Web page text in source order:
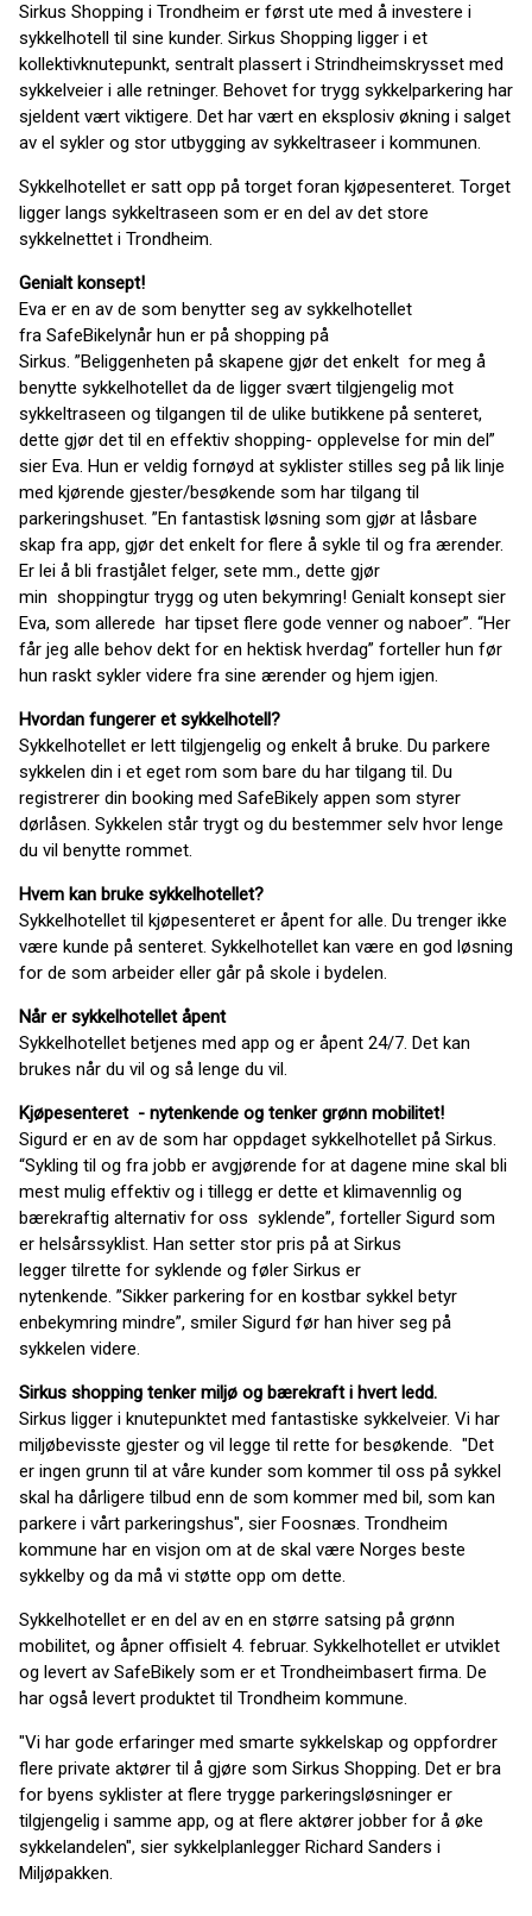
Sirkus Shopping i Trondheim er først ute med å investere i
sykkelhotell til sine kunder. Sirkus Shopping ligger i et
kollektivknutepunkt, sentralt plassert i Strindheimskrysset med
sykkelveier i alle retninger. Behovet for trygg sykkelparkering har
sjeldent vært viktigere. Det har vært en eksplosiv økning i salget
av el sykler og stor utbygging av sykkeltraseer i kommunen.
Sykkelhotellet er satt opp på torget foran kjøpesenteret. Torget
ligger langs sykkeltraseen som er en del av det store
sykkelnettet i Trondheim.
Genialt konsept!
Eva er en av de som benytter seg av sykkelhotellet
fra SafeBikelynår hun er på shopping på
Sirkus. ”Beliggenheten på skapene gjør det enkelt for meg å
benytte sykkelhotellet da de ligger svært tilgjengelig mot
sykkeltraseen og tilgangen til de ulike butikkene på senteret,
dette gjør det til en effektiv shopping- opplevelse for min del”
sier Eva. Hun er veldig fornøyd at syklister stilles seg på lik linje
med kjørende gjester/besøkende som har tilgang til
parkeringshuset. ”En fantastisk løsning som gjør at låsbare
skap fra app, gjør det enkelt for flere å sykle til og fra ærender.
Er lei å bli frastjålet felger, sete mm., dette gjør
min shoppingtur trygg og uten bekymring! Genialt konsept sier
Eva, som allerede har tipset flere gode venner og naboer”. “Her
får jeg alle behov dekt for en hektisk hverdag” forteller hun før
hun raskt sykler videre fra sine ærender og hjem igjen.
Hvordan fungerer et sykkelhotell?
Sykkelhotellet er lett tilgjengelig og enkelt å bruke. Du parkere
sykkelen din i et eget rom som bare du har tilgang til. Du
registrerer din booking med SafeBikely appen som styrer
dørlåsen. Sykkelen står trygt og du bestemmer selv hvor lenge
du vil benytte rommet.
Hvem kan bruke sykkelhotellet?
Sykkelhotellet til kjøpesenteret er åpent for alle. Du trenger ikke
være kunde på senteret. Sykkelhotellet kan være en god løsning
for de som arbeider eller går på skole i bydelen.
Når er sykkelhotellet åpent
Sykkelhotellet betjenes med app og er åpent 24/7. Det kan
brukes når du vil og så lenge du vil.
Kjøpesenteret - nytenkende og tenker grønn mobilitet!
Sigurd er en av de som har oppdaget sykkelhotellet på Sirkus.
“Sykling til og fra jobb er avgjørende for at dagene mine skal bli
mest mulig effektiv og i tillegg er dette et klimavennlig og
bærekraftig alternativ for oss syklende”, forteller Sigurd som
er helsårssyklist. Han setter stor pris på at Sirkus
legger tilrette for syklende og føler Sirkus er
nytenkende. ”Sikker parkering for en kostbar sykkel betyr
enbekymring mindre”, smiler Sigurd før han hiver seg på
sykkelen videre.
Sirkus shopping tenker miljø og bærekraft i hvert ledd.
Sirkus ligger i knutepunktet med fantastiske sykkelveier. Vi har
miljøbevisste gjester og vil legge til rette for besøkende. "Det
er ingen grunn til at våre kunder som kommer til oss på sykkel
skal ha dårligere tilbud enn de som kommer med bil, som kan
parkere i vårt parkeringshus", sier Foosnæs. Trondheim
kommune har en visjon om at de skal være Norges beste
sykkelby og da må vi støtte opp om dette.
Sykkelhotellet er en del av en en større satsing på grønn
mobilitet, og åpner offisielt 4. februar. Sykkelhotellet er utviklet
og levert av SafeBikely som er et Trondheimbasert firma. De
har også levert produktet til Trondheim kommune.
"Vi har gode erfaringer med smarte sykkelskap og oppfordrer
flere private aktører til å gjøre som Sirkus Shopping. Det er bra
for byens syklister at flere trygge parkeringsløsninger er
tilgjengelig i samme app, og at flere aktører jobber for å øke
sykkelandelen", sier sykkelplanlegger Richard Sanders i
Miljøpakken.